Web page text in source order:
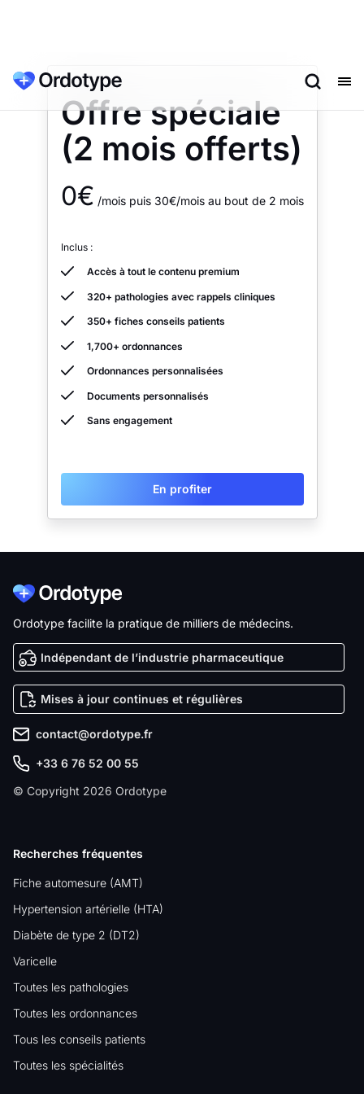
Offre spéciale
‍(2 mois offerts)
0€ /mois puis 30€/mois au bout de 2 mois
Inclus :
Accès à tout le contenu premium
320+ pathologies avec rappels cliniques
350+ fiches conseils patients
1,700+ ordonnances
Ordonnances personnalisées
Documents personnalisés
Sans engagement
En profiter
Ordotype facilite la pratique de milliers de médecins.
Indépendant de l’industrie pharmaceutique
Mises à jour continues et régulières
contact@ordotype.fr
+33 6 76 52 00 55
© Copyright 2026 Ordotype
Recherches fréquentes
Fiche automesure (AMT)
Hypertension artérielle (HTA)
Diabète de type 2 (DT2)
Varicelle
Toutes les pathologies
Toutes les ordonnances
Tous les conseils patients
Toutes les spécialités